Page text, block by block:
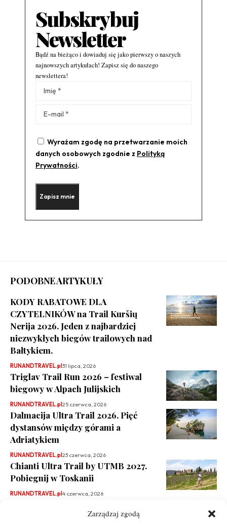
Zarządzaj zgodą
Subskrybuj
Newsletter
Bądź na bieżąco i dowiaduj się jako pierwszy o naszych
najnowszych artykułach! Zapisz się do naszego
newslettera!
Wyrażam zgodę na przetwarzanie moich
danych osobowych zgodnie z Polityką
Prywatności.
Alternative:
PODOBNE ARTYKUŁY
KODY RABATOWE DLA
CZYTELNIKÓW na Trail Kuršių
Nerija 2026. Jeden z najbardziej
niezwykłych biegów trailowych nad
Bałtykiem.
RUNANDTRAVEL.pl 31 lipca, 2026
Triglav Trail Run 2026 – festiwal
biegowy w Alpach Julijskich
RUNANDTRAVEL.pl 25 czerwca, 2026
Dalmacija Ultra Trail 2026. Pięć
dystansów między górami a
Adriatykiem
RUNANDTRAVEL.pl 23 czerwca, 2026
Chianti Ultra Trail by UTMB 2027.
Pobiegnij w Toskanii
RUNANDTRAVEL.pl 4 czerwca, 2026